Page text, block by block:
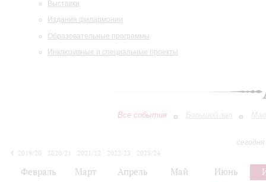
Выставки
Издания филармонии
Образовательные программы
Инклюзивные и специальные проекты
Все события Большой зал
2019/20
2020/21 2021/22 2022/23
2023/24
Февраль Март Апрель Май Июнь